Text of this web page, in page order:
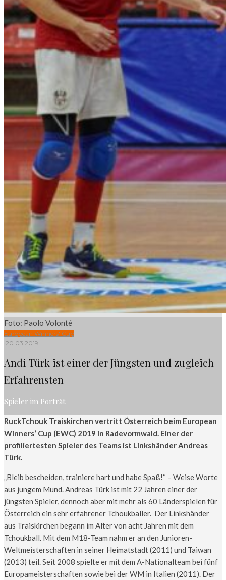
Foto: Paolo Volonté
European Winners' Cup
·20.03.2019
Andi Türk ist einer der Jüngsten und zugleich
Erfahrensten
Spieler im Porträt
RuckTchouk Traiskirchen vertritt Österreich beim European
Winners‘ Cup (EWC) 2019 in Radevormwald. Einer der
profiliertesten Spieler des Teams ist Linkshänder Andreas
Türk.
„Bleib bescheiden, trainiere hart und habe Spaß!“ – Weise Worte
aus jungem Mund. Andreas Türk ist mit 22 Jahren einer der
jüngsten Spieler, dennoch aber mit mehr als 60 Länderspielen für
Österreich ein sehr erfahrener Tchoukballer. Der Linkshänder
aus Traiskirchen begann im Alter von acht Jahren mit dem
Tchoukball. Mit dem M18-Team nahm er an den Junioren-
Weltmeisterschaften in seiner Heimatstadt (2011) und Taiwan
(2013) teil. Seit 2008 spielte er mit dem A-Nationalteam bei fünf
Europameisterschaften sowie bei der WM in Italien (2011). Der